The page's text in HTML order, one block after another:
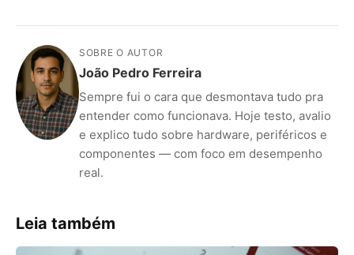
SOBRE O AUTOR
João Pedro Ferreira
Sempre fui o cara que desmontava tudo pra
entender como funcionava. Hoje testo, avalio
e explico tudo sobre hardware, periféricos e
componentes — com foco em desempenho
real.
Leia também